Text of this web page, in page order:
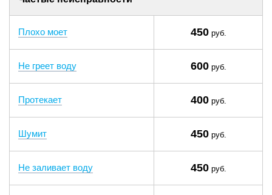
Плохо моет 450руб.
Не греет воду 600руб.
Протекает 400руб.
Шумит 450руб.
Не заливает воду 450руб.